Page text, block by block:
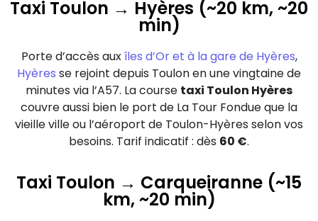
Taxi Toulon → Hyères (~20 km, ~20
min)
Porte d’accès auxîles d’Or et à la gare de Hyères,
Hyères se rejoint depuis Toulon en une vingtaine de
minutes via l’A57. La course taxi Toulon Hyères
couvre aussi bien le port de La Tour Fondue que la
vieille ville ou l’aéroport de Toulon-Hyères selon vos
besoins. Tarif indicatif : dès 60 €.
Taxi Toulon → Carqueiranne (~15
km, ~20 min)